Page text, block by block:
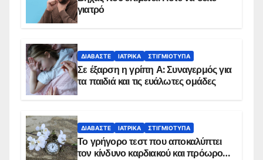
γιατρό
ΔΙΑΒΆΣΤΕ ΙΑΤΡΙΚΆ ΣΤΙΓΜΙΌΤΥΠΑ
Σε έξαρση η γρίπη Α: Συναγερμός για
τα παιδιά και τις ευάλωτες ομάδες
ΔΙΑΒΆΣΤΕ ΙΑΤΡΙΚΆ ΣΤΙΓΜΙΌΤΥΠΑ
Το γρήγορο τεστ που αποκαλύπτει
τον κίνδυνο καρδιακού και πρόωρου